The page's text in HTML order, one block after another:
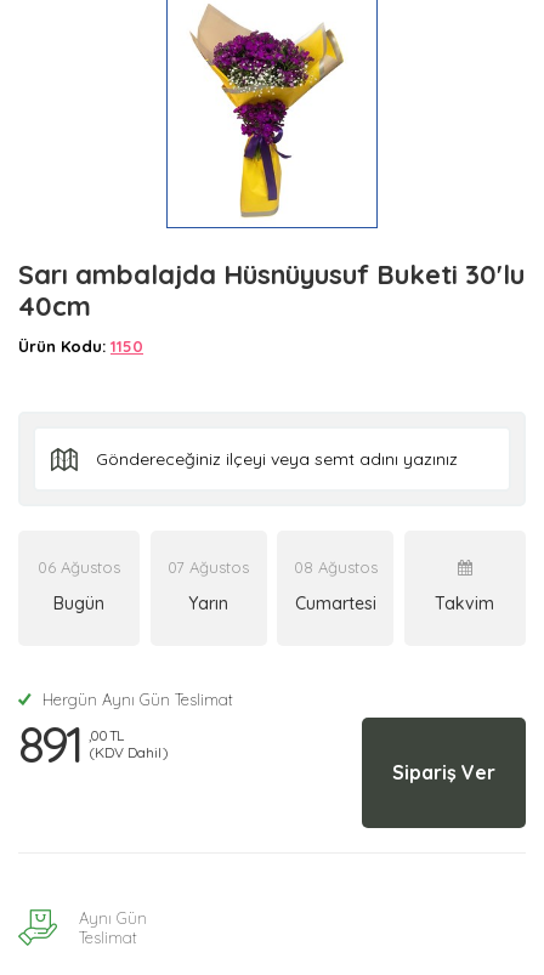
Sarı ambalajda Hüsnüyusuf Buketi 30'lu
40cm
Ürün Kodu: 1150
06 Ağustos
Bugün
07 Ağustos
Yarın
08 Ağustos
Cumartesi Takvim
Hergün Aynı Gün Teslimat
891 ,00 TL
(KDV Dahil)
Sipariş Ver
Aynı Gün
Teslimat